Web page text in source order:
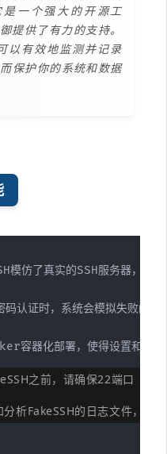
一个强大的开源工
提供了有力的支持。
以有效地监测并记录
保护你的系统和数据
模仿了真实的SSH服务器，但
码认证时，系统会模拟失败的
容器化部署，使得设置和维
之前，请确保22端口（或
析FakeSSH的日志文件，以